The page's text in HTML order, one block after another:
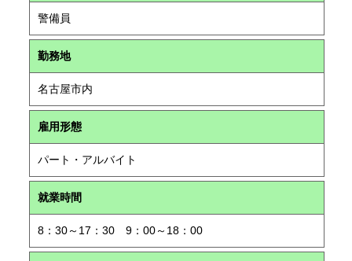
警備員
勤務地
名古屋市内
雇用形態
パート・アルバイト
就業時間
8：30～17：30 9：00～18：00